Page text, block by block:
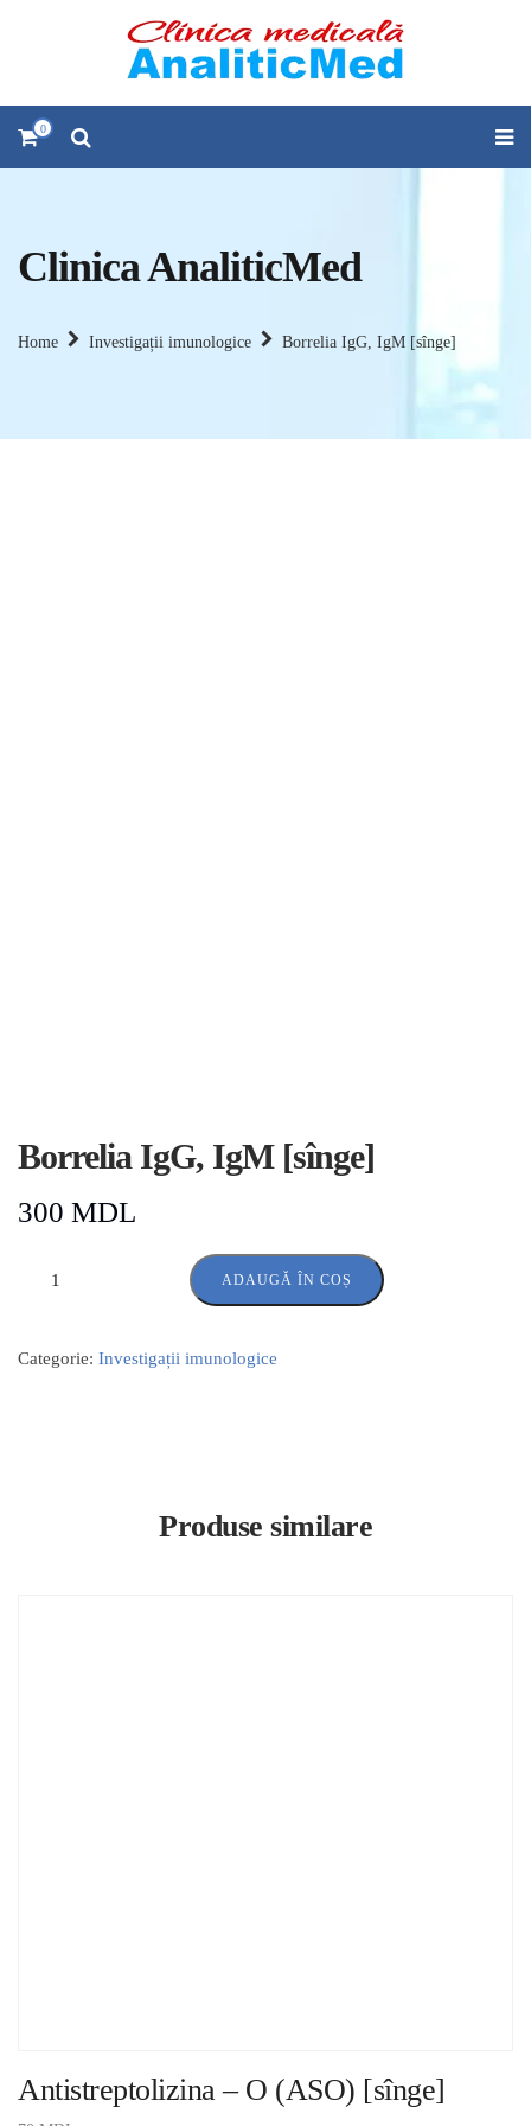
0
Clinica AnaliticMed
Home Investigații imunologice Borrelia IgG, IgM [sînge]
Borrelia IgG, IgM [sînge]
300 MDL
ADAUGĂ ÎN COȘ
Categorie: Investigații imunologice
Produse similare
Antistreptolizina – О (ASO) [sînge]